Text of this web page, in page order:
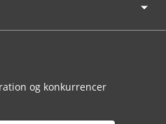
og konkurrencer